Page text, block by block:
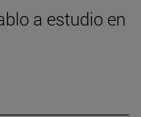
a estudio en